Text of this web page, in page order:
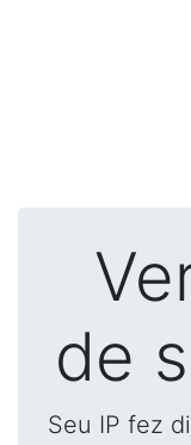
de
Seu IP fez